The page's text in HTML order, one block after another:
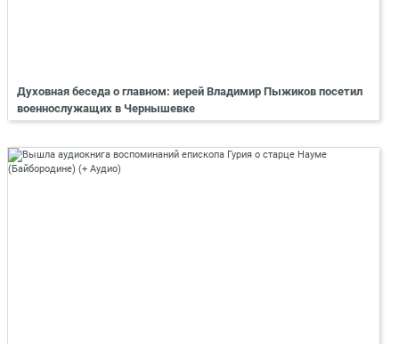
Духовная беседа о главном: иерей Владимир Пыжиков посетил
военнослужащих в Чернышевке